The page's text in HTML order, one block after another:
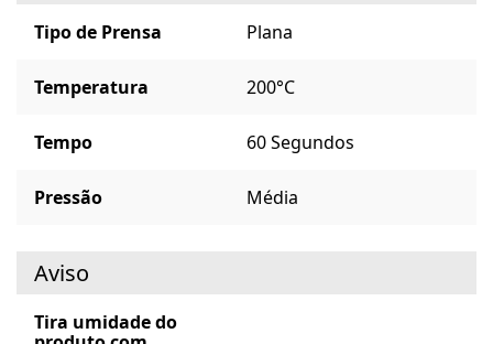
Tipo de Prensa Plana
Temperatura 200°C
Tempo 60 Segundos
Pressão Média
Aviso
Tira umidade do